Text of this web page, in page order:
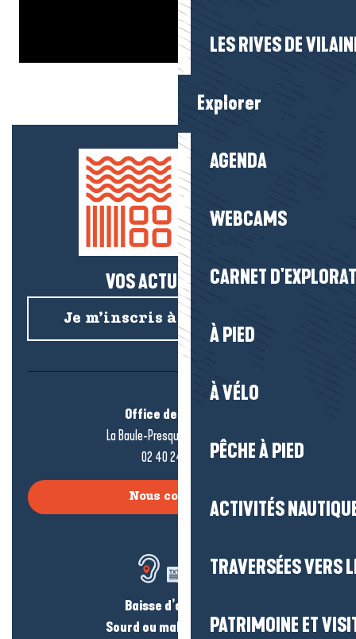
LES RIVES DE
Explorer
AGENDA
WEBCAMS
CARNET
À PIED
À VÉLO
PÊCHE À PIED
ACTIVITÉS
TRAVERSÉES VERS
PATRIMOINE ET
VOS ACTUS SALÉES !
Je m’inscris à la newsletter
Office de tourisme
La Baule-Presqu’île de Guérande
02 40 24 34 44
Nous contacter
Baisse d’audition ?
Sourd ou malentendant ?